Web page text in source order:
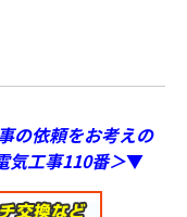
の依頼をお考えの
工事110番＞▼